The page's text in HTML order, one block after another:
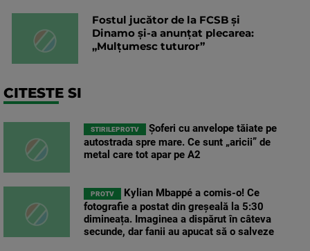
Fostul jucător de la FCSB și
Dinamo și-a anunțat plecarea:
„Mulțumesc tuturor”
CITESTE SI
STIRILEPROTV
Șoferi cu anvelope tăiate pe
autostrada spre mare. Ce sunt „aricii” de
metal care tot apar pe A2
PROTV
Kylian Mbappé a comis-o! Ce
fotografie a postat din greșeală la 5:30
dimineața. Imaginea a dispărut în câteva
secunde, dar fanii au apucat să o salveze